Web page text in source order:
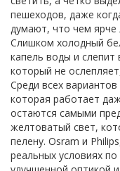
пешеходов, даже
думают, что чем
Слишком холодный
капель воды и
который не
Среди всех
которая работает
остаются самыми
желтоватый свет,
пелену. Osram и Philips
реальных условиях по